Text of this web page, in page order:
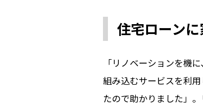
住宅ローン
「リノベーションを機
組み込むサービスを利
たので助かりました」